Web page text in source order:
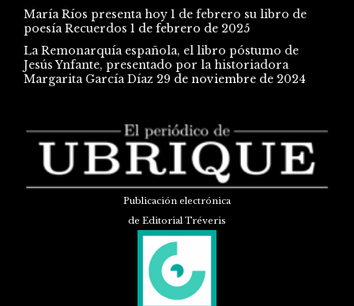
María Ríos presenta hoy 1 de febrero su libro de
poesía Recuerdos 1 de febrero de 2025
La Remonarquía española, el libro póstumo de
Jesús Ynfante, presentado por la historiadora
Margarita García Díaz 29 de noviembre de 2024
Publicación electrónica
de Editorial Tréveris